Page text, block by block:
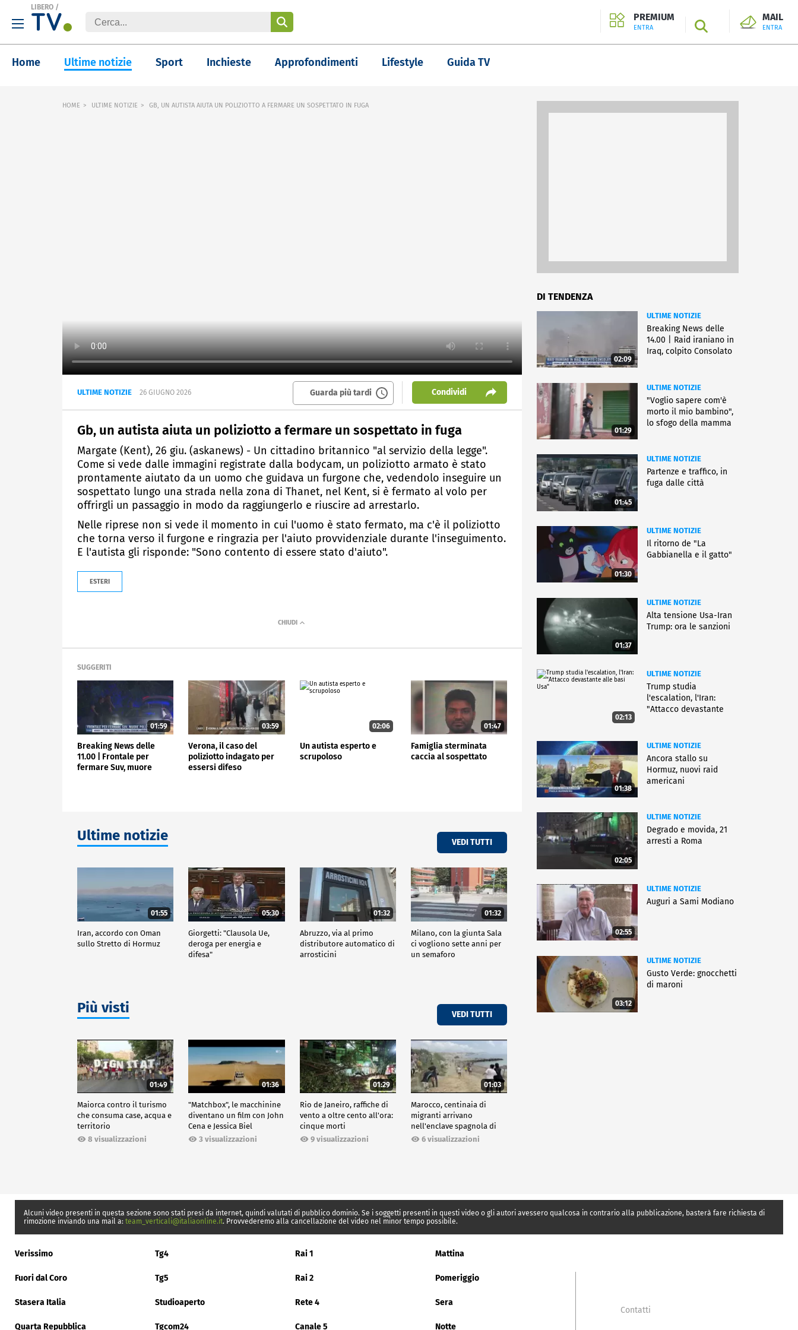
LIBERO /
PREMIUM
ENTRA SEARCH
MAIL
ENTRA
Home Ultime notizie Sport Inchieste Approfondimenti Lifestyle Guida TV
HOME ULTIME NOTIZIE GB, UN AUTISTA AIUTA UN POLIZIOTTO A FERMARE UN SOSPETTATO IN FUGA
ULTIME NOTIZIE 26 GIUGNO 2026 Guarda più tardi Condividi
Gb, un autista aiuta un poliziotto a fermare un sospettato in fuga
Margate (Kent), 26 giu. (askanews) - Un cittadino britannico "al servizio della legge".
Come si vede dalle immagini registrate dalla bodycam, un poliziotto armato è stato
prontamente aiutato da un uomo che guidava un furgone che, vedendolo inseguire un
sospettato lungo una strada nella zona di Thanet, nel Kent, si è fermato al volo per
offrirgli un passaggio in modo da raggiungerlo e riuscire ad arrestarlo.
Nelle riprese non si vede il momento in cui l'uomo è stato fermato, ma c'è il poliziotto
che torna verso il furgone e ringrazia per l'aiuto provvidenziale durante l'inseguimento.
E l'autista gli risponde: "Sono contento di essere stato d'aiuto".
ESTERI
SUGGERITI
01:59
Breaking News delle
11.00 | Frontale per
fermare Suv, muore
03:59
Verona, il caso del
poliziotto indagato per
essersi difeso
02:06
Un autista esperto e
scrupoloso
01:47
Famiglia sterminata
caccia al sospettato
Ultime notizie VEDI TUTTI
01:55
Iran, accordo con Oman
sullo Stretto di Hormuz
05:30
Giorgetti: "Clausola Ue,
deroga per energia e
difesa"
01:32
Abruzzo, via al primo
distributore automatico di
arrosticini
01:32
Milano, con la giunta Sala
ci vogliono sette anni per
un semaforo
Più visti VEDI TUTTI
01:49
Maiorca contro il turismo
che consuma case, acqua e
territorio
8 visualizzazioni
01:36
"Matchbox", le macchinine
diventano un film con John
Cena e Jessica Biel
3 visualizzazioni
01:29
Rio de Janeiro, raffiche di
vento a oltre cento all'ora:
cinque morti
9 visualizzazioni
01:03
Marocco, centinaia di
migranti arrivano
nell'enclave spagnola di
Ceuta6 visualizzazioni
DI TENDENZA
02:09
ULTIME NOTIZIE
Breaking News delle
14.00 | Raid iraniano in
Iraq, colpito Consolato
01:29
ULTIME NOTIZIE
"Voglio sapere com'è
morto il mio bambino",
lo sfogo della mamma
01:45
ULTIME NOTIZIE
Partenze e traffico, in
fuga dalle città
01:30
ULTIME NOTIZIE
Il ritorno de "La
Gabbianella e il gatto"
01:37
ULTIME NOTIZIE
Alta tensione Usa-Iran
Trump: ora le sanzioni
02:13
ULTIME NOTIZIE
Trump studia
l'escalation, l'Iran:
"Attacco devastante
01:38
ULTIME NOTIZIE
Ancora stallo su
Hormuz, nuovi raid
americani
02:05
ULTIME NOTIZIE
Degrado e movida, 21
arresti a Roma
02:55
ULTIME NOTIZIE
Auguri a Sami Modiano
03:12
ULTIME NOTIZIE
Gusto Verde: gnocchetti
di maroni
Alcuni video presenti in questa sezione sono stati presi da internet, quindi valutati di pubblico dominio. Se i soggetti presenti in questi video o gli autori avessero qualcosa in contrario alla pubblicazione, basterà fare richiesta di
rimozione inviando una mail a: team_verticali@italiaonline.it. Provvederemo alla cancellazione del video nel minor tempo possibile.
Verissimo Tg4 Rai 1 Mattina
Fuori dal Coro Tg5 Rai 2 Pomeriggio
Stasera Italia Studioaperto Rete 4 Sera
Quarta Repubblica Tgcom24 Canale 5 Notte
Contatti